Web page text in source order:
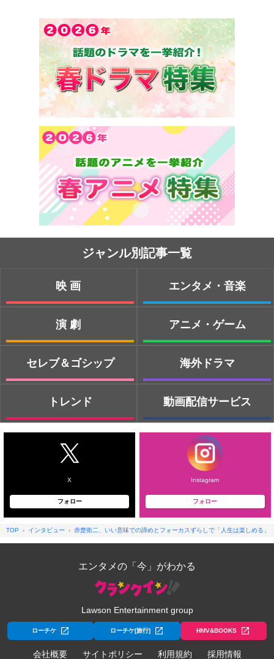
ジャンル別記事一覧
映画
演劇
セレブ＆ゴシップ
トレンド
エンタメ・音楽
アニメ・ゲーム
海外ドラマ
動画配信サービス
X
フォロー
Instagram
フォロー
TOP インタビュー 赤楚衛二、いい意味での諦めとフォーカスずらしで「人生は楽しめる」
エンタメの「今」がわかる
Lawson Entertainment group
ローチケ ローチケ[旅行] HMV&BOOKS
会社概要 サイトポリシー 利用規約 採用情報